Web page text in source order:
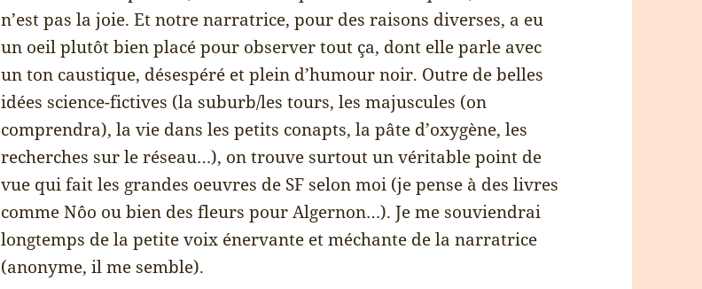
n’est pas la joie. Et notre narratrice, pour des raisons diverses, a eu
un oeil plutôt bien placé pour observer tout ça, dont elle parle avec
un ton caustique, désespéré et plein d’humour noir. Outre de belles
idées science-fictives (la suburb/les tours, les majuscules (on
comprendra), la vie dans les petits conapts, la pâte d’oxygène, les
recherches sur le réseau…), on trouve surtout un véritable point de
vue qui fait les grandes oeuvres de SF selon moi (je pense à des livres
comme Nôo ou bien des fleurs pour Algernon…). Je me souviendrai
longtemps de la petite voix énervante et méchante de la narratrice
(anonyme, il me semble).